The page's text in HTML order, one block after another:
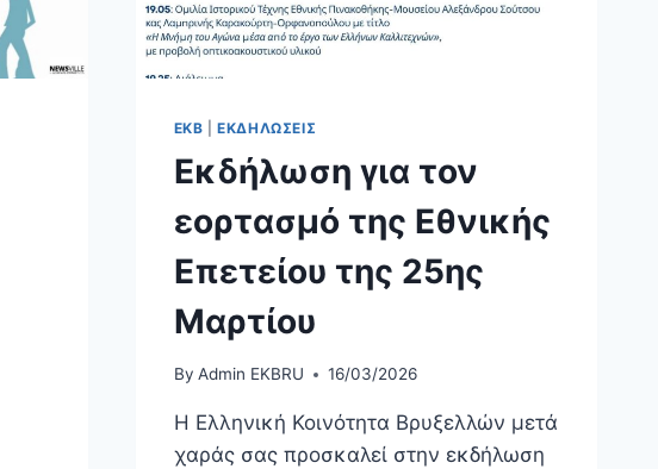
ΕΚΒ |ΕΚΔΗΛΩΣΕΙΣ
Εκδήλωση για τον
εορτασμό της Εθνικής
Επετείου της 25ης
Μαρτίου
By Admin EKBRU 16/03/2026
Η Ελληνική Κοινότητα Βρυξελλών μετά
χαράς σας προσκαλεί στην εκδήλωση